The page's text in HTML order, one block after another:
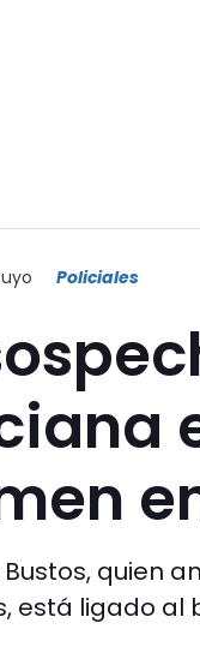
Policiales
quien
está ligado al